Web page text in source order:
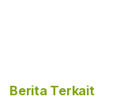
Berita Terkait